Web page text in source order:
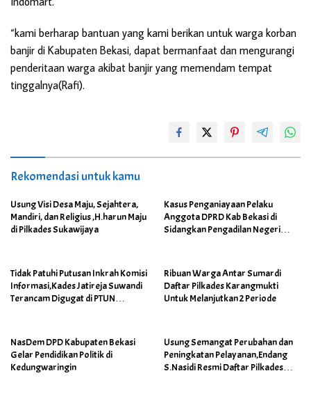
“kami berharap bantuan yang kami berikan untuk warga korban
banjir di Kabupaten Bekasi, dapat bermanfaat dan mengurangi
penderitaan warga akibat banjir yang memendam tempat
tinggalnya(Rafi).
Rekomendasi untuk kamu
Usung Visi Desa Maju, Sejahtera,
Mandiri, dan Religius ,H.harun Maju
di Pilkades Sukawijaya
Kasus Penganiayaan Pelaku
Anggota DPRD Kab Bekasi di
Sidangkan Pengadilan Negeri
Tidak Patuhi Putusan Inkrah Komisi
Informasi,Kades Jatireja Suwandi
Terancam Digugat di PTUN
Ribuan Warga Antar Sumardi
Daftar Pilkades Karangmukti
Untuk Melanjutkan 2 Periode
NasDem DPD Kabupaten Bekasi
Gelar Pendidikan Politik di
Kedungwaringin
Usung Semangat Perubahan dan
Peningkatan Pelayanan,Endang
S.Nasidi Resmi Daftar Pilkades